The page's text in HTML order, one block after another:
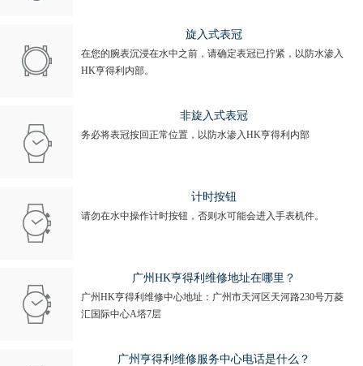
旋入式表冠
在您的腕表沉浸在水中之前，请确定表冠已拧紧，以防水渗入
HK亨得利内部。
非旋入式表冠
务必将表冠按回正常位置，以防水渗入HK亨得利内部
计时按钮
请勿在水中操作计时按钮，否则水可能会进入手表机件。
广州HK亨得利维修地址在哪里？
广州HK亨得利维修中心地址：广州市天河区天河路230号万菱
汇国际中心A塔7层
广州亨得利维修服务中心电话是什么？